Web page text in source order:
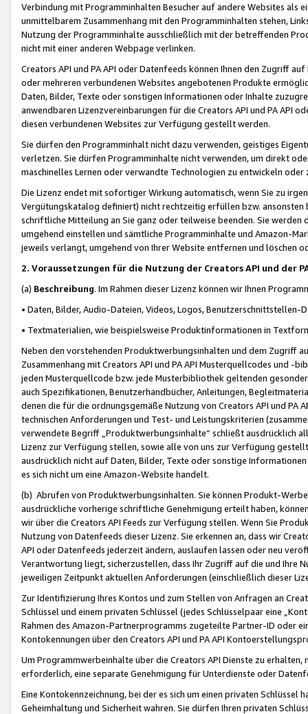
Verbindung mit Programminhalten Besucher auf andere Websites als
unmittelbarem Zusammenhang mit den Programminhalten stehen,
Nutzung der Programminhalte ausschließlich mit der betreffenden
nicht mit einer anderen Webpage verlinken.
Creators API und PA API oder Datenfeeds können Ihnen den Zugriff
oder mehreren verbundenen Websites angebotenen Produkte
Daten, Bilder, Texte oder sonstigen Informationen oder Inhalte
anwendbaren Lizenzvereinbarungen für die Creators API und PA API
diesen verbundenen Websites zur Verfügung gestellt werden.
Sie dürfen den Programminhalt nicht dazu verwenden, geistiges
verletzen. Sie dürfen Programminhalte nicht verwenden, um direkt
maschinelles Lernen oder verwandte Technologien zu entwickeln
Die Lizenz endet mit sofortiger Wirkung automatisch, wenn Sie zu
Vergütungskatalog definiert) nicht rechtzeitig erfüllen bzw. ansonsten
schriftliche Mitteilung an Sie ganz oder teilweise beenden. Sie werden
umgehend einstellen und sämtliche Programminhalte und Amazon-
jeweils verlangt, umgehend von Ihrer Website entfernen und löschen
2. Voraussetzungen für die Nutzung der Creators API und der
(a) Beschreibung. Im Rahmen dieser Lizenz können wir Ihnen
• Daten, Bilder, Audio-Dateien, Videos, Logos, Benutzerschnittstellen-
• Textmaterialien, wie beispielsweise Produktinformationen in
Neben den vorstehenden Produktwerbungsinhalten und dem Zugriff
Zusammenhang mit Creators API und PA API Musterquellcodes und
jeden Musterquellcode bzw. jede Musterbibliothek geltenden
auch Spezifikationen, Benutzerhandbücher, Anleitungen,
denen die für die ordnungsgemäße Nutzung von Creators API und PA
technischen Anforderungen und Test- und Leistungskriterien
verwendete Begriff „Produktwerbungsinhalte“ schließt ausdrücklich
Lizenz zur Verfügung stellen, sowie alle von uns zur Verfügung
ausdrücklich nicht auf Daten, Bilder, Texte oder sonstige
es sich nicht um eine Amazon-Website handelt.
(b) Abrufen von Produktwerbungsinhalten. Sie können Produkt-
ausdrückliche vorherige schriftliche Genehmigung erteilt haben,
wir über die Creators API Feeds zur Verfügung stellen. Wenn Sie
Nutzung von Datenfeeds dieser Lizenz. Sie erkennen an, dass wir
API oder Datenfeeds jederzeit ändern, auslaufen lassen oder neu
Verantwortung liegt, sicherzustellen, dass Ihr Zugriff auf die und Ihre
jeweiligen Zeitpunkt aktuellen Anforderungen (einschließlich dieser
Zur Identifizierung Ihres Kontos und zum Stellen von Anfragen an
Schlüssel und einem privaten Schlüssel (jedes Schlüsselpaar eine
Rahmen des Amazon-Partnerprogramms zugeteilte Partner-ID oder
Kontokennungen über den Creators API und PA API
Um Programmwerbeinhalte über die Creators API Dienste zu
erforderlich, eine separate Genehmigung für Unterdienste oder
Eine Kontokennzeichnung, bei der es sich um einen privaten
Geheimhaltung und Sicherheit wahren. Sie dürfen Ihren privaten